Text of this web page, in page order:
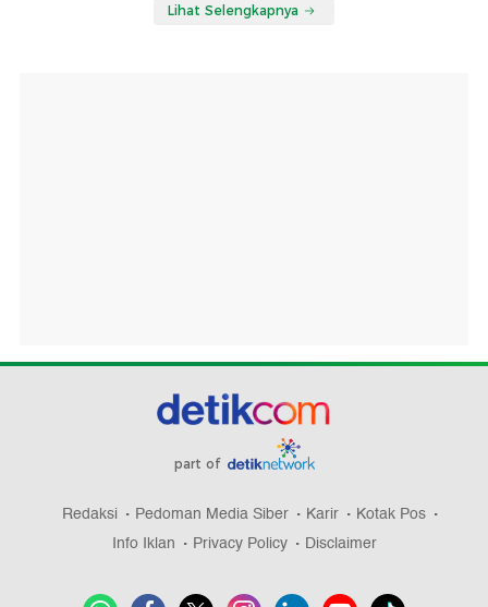
Lihat Selengkapnya
part of
Redaksi Pedoman Media Siber Karir
Kotak Pos
Info Iklan
Privacy Policy Disclaimer